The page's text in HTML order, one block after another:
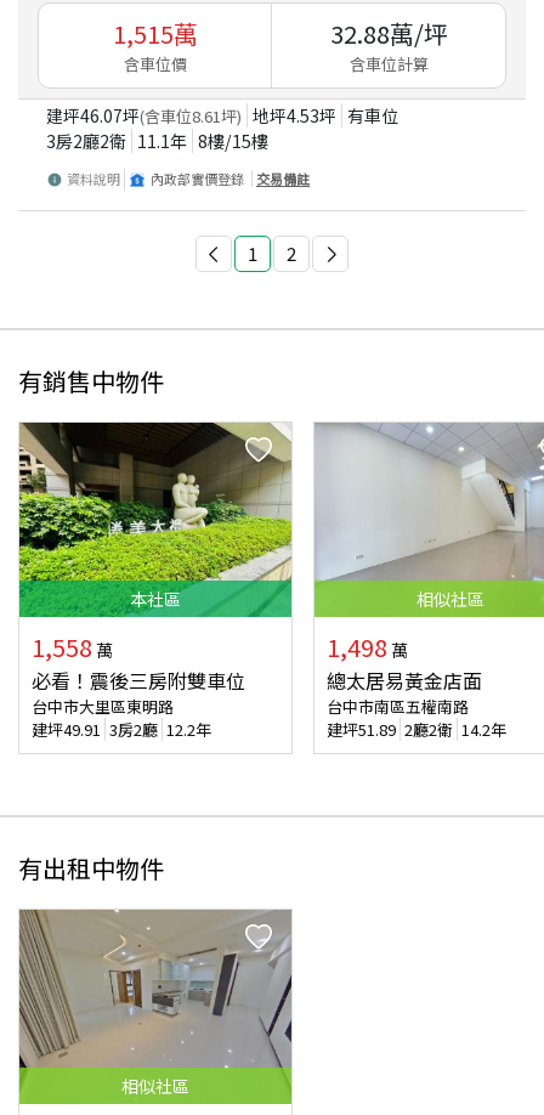
1,515萬
含車位價
32.88萬/坪
含車位計算
建坪46.07坪(含車位8.61坪) 地坪4.53坪 有車位
3房2廳2衛 11.1年 8樓/15樓
資料說明 內政部實價登錄 交易備註
1 2
有銷售中物件
本社區
1,558 萬
必看！震後三房附雙車位
台中市大里區東明路
建坪49.91 3房2廳 12.2年
相似社區
1,498 萬
總太居易黃金店面
台中市南區五權南路
建坪51.89 2廳2衛 14.2年
有出租中物件
相似社區